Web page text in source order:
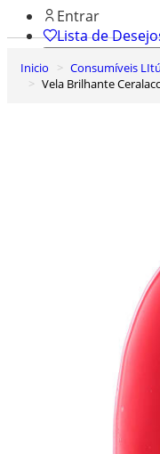
Entrar
Lista de
0
Carrinho de Compras
Inicio Consumíveis
Vela Brilhante